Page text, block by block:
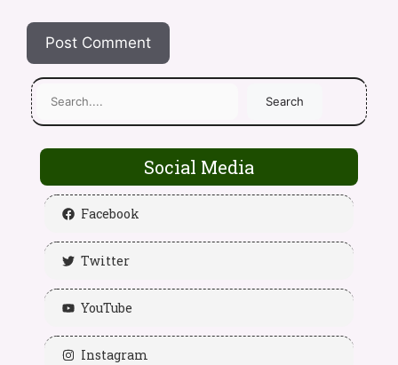
Search
Social Media
Facebook
Twitter
YouTube
Instagram